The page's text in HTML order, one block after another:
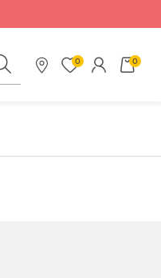
Search
Nos magasins
0 0